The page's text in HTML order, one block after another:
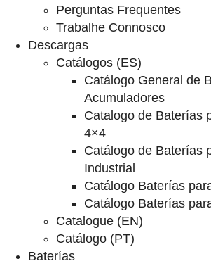
Perguntas Frequentes
Trabalhe Connosco
Descargas
Catálogos (ES)
Catálogo General de
Acumuladores
Catalogo de Baterías
4×4
Catálogo de Baterías
Industrial
Catálogo Baterías
Catálogo Baterías
Catalogue (EN)
Catálogo (PT)
Baterías